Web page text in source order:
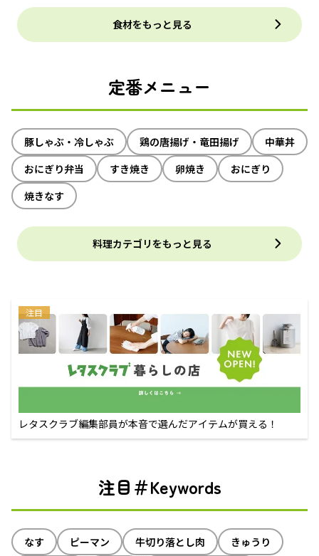
食材をもっと見る
定番メニュー
豚しゃぶ・冷しゃぶ 鶏の唐揚げ・竜田揚げ
中華丼
おにぎり弁当
すき焼き 卵焼き
おにぎり
焼きなす
料理カテゴリをもっと見る
注目
レタスクラブ編集部員が本音で選んだアイテムが買える！
注目＃Keywords
なす ピーマン 牛切り落とし肉
きゅうり